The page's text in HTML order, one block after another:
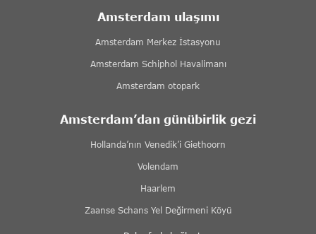
Amsterdam ulaşımı
Amsterdam Merkez İstasyonu
Amsterdam Schiphol Havalimanı
Amsterdam otopark
Amsterdam’dan günübirlik gezi
Hollanda’nın Venedik’i Giethoorn
Volendam
Haarlem
Zaanse Schans Yel Değirmeni Köyü